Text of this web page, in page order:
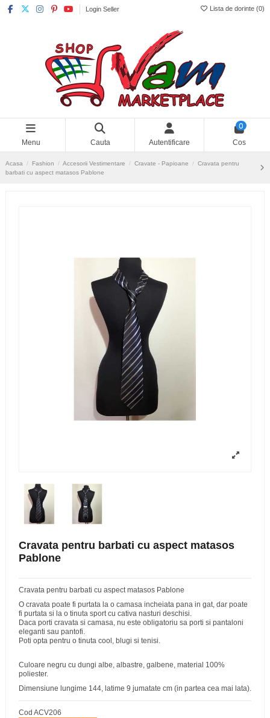
Login Seller Lista de dorinte (0)
Menu Cauta Autentificare
0
Cos
Acasa Fashion Accesorii Vestimentare Cravate - Papioane
Cravata pentru
barbati cu aspect matasos Pablone
Cravata pentru barbati cu aspect matasos
Pablone
Cravata pentru barbati cu aspect matasos Pablone
O cravata poate fi purtata la o camasa incheiata pana in gat, dar poate
fi purtata si la o tinuta sport cu cativa nasturi deschisi.
Daca porti cravata si camasa, nu este obligatoriu sa porti si pantaloni
eleganti sau pantofi.
Poti opta pentru o tinuta cool, blugi si tenisi.
Culoare negru cu dungi albe, albastre, galbene, material 100%
poliester.
Dimensiune lungime 144, latime 9 jumatate cm (in partea cea mai lata).
Cod ACV206